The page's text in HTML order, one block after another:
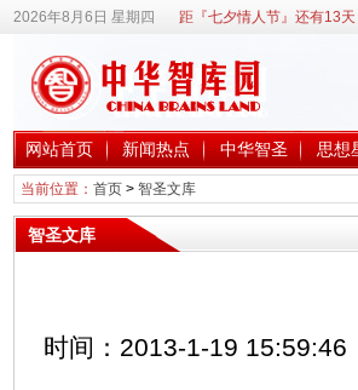
2026年8月6日 星期四 距『七夕情人节』还有13天
网站首页 新闻热点 中华智圣 思想
当前位置： 首页> 智圣文库
智圣文库
时间：2013-1-19